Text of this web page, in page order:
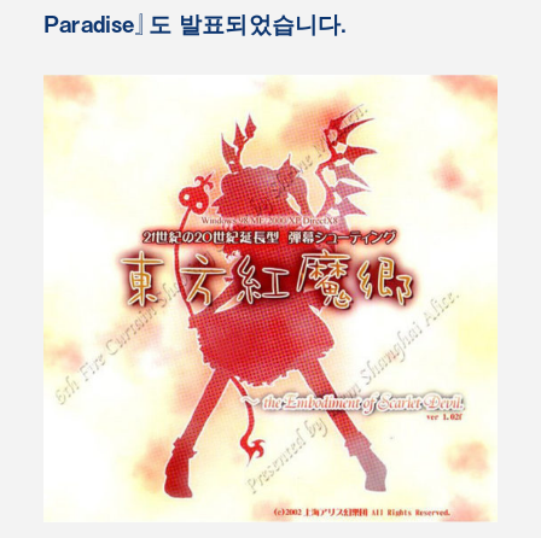
Paradise』도 발표되었습니다.